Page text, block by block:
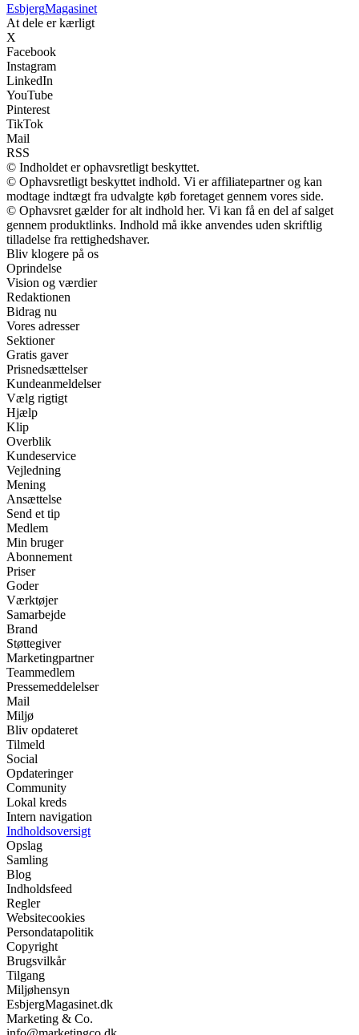
EsbjergMagasinet
At dele er kærligt
X
Facebook
Instagram
LinkedIn
YouTube
Pinterest
TikTok
Mail
RSS
© Indholdet er ophavsretligt beskyttet.
© Ophavsretligt beskyttet indhold. Vi er affiliatepartner og kan
modtage indtægt fra udvalgte køb foretaget gennem vores side.
© Ophavsret gælder for alt indhold her. Vi kan få en del af salget
gennem produktlinks. Indhold må ikke anvendes uden skriftlig
tilladelse fra rettighedshaver.
Bliv klogere på os
Oprindelse
Vision og værdier
Redaktionen
Bidrag nu
Vores adresser
Sektioner
Gratis gaver
Prisnedsættelser
Kundeanmeldelser
Vælg rigtigt
Hjælp
Klip
Overblik
Kundeservice
Vejledning
Mening
Ansættelse
Send et tip
Medlem
Min bruger
Abonnement
Priser
Goder
Værktøjer
Samarbejde
Brand
Støttegiver
Marketingpartner
Teammedlem
Pressemeddelelser
Mail
Miljø
Bliv opdateret
Tilmeld
Social
Opdateringer
Community
Lokal kreds
Intern navigation
Indholdsoversigt
Opslag
Samling
Blog
Indholdsfeed
Regler
Websitecookies
Persondatapolitik
Copyright
Brugsvilkår
Tilgang
Miljøhensyn
EsbjergMagasinet.dk
Marketing & Co.